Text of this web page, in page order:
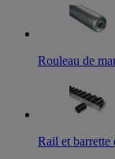
Rouleau de
Rail et barrette